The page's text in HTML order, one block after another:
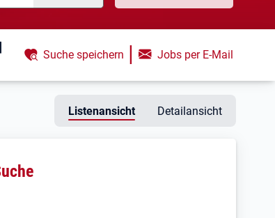
Suche speichern | Jobs per E-Mail
Listenansicht Detailansicht